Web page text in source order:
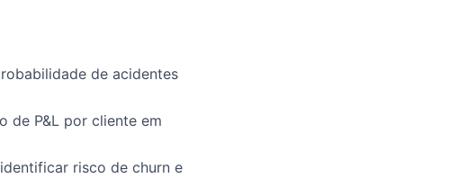
de acidentes
de P&L por cliente em
risco de churn e